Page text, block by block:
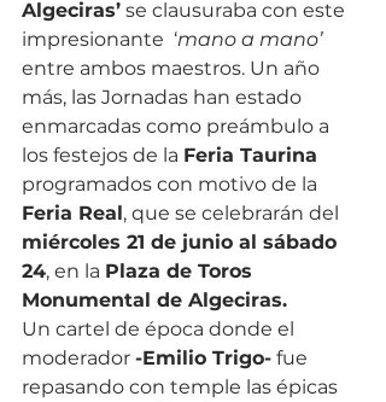
Algeciras’ se clausuraba con este
impresionante  ‘mano a mano’
entre ambos maestros. Un año
más, las Jornadas han estado
enmarcadas como preámbulo a
los festejos de la Feria Taurina
programados con motivo de la
Feria Real, que se celebrarán del
miércoles 21 de junio al sábado
24, en la Plaza de Toros
Monumental de Algeciras.
Un cartel de época donde el
moderador -Emilio Trigo- fue
repasando con temple las épicas